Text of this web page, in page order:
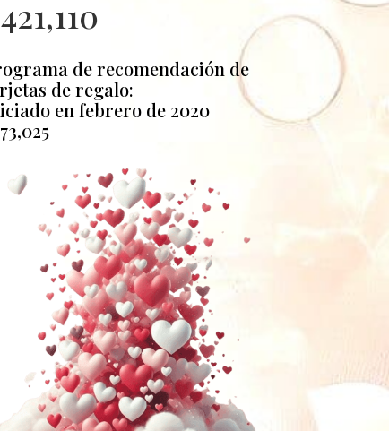
de recomendación de
de regalo:
en febrero de 2020